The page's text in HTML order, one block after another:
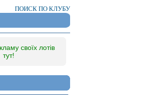
ПОИСК ПО КЛУБУ
своїх лотів
тут!